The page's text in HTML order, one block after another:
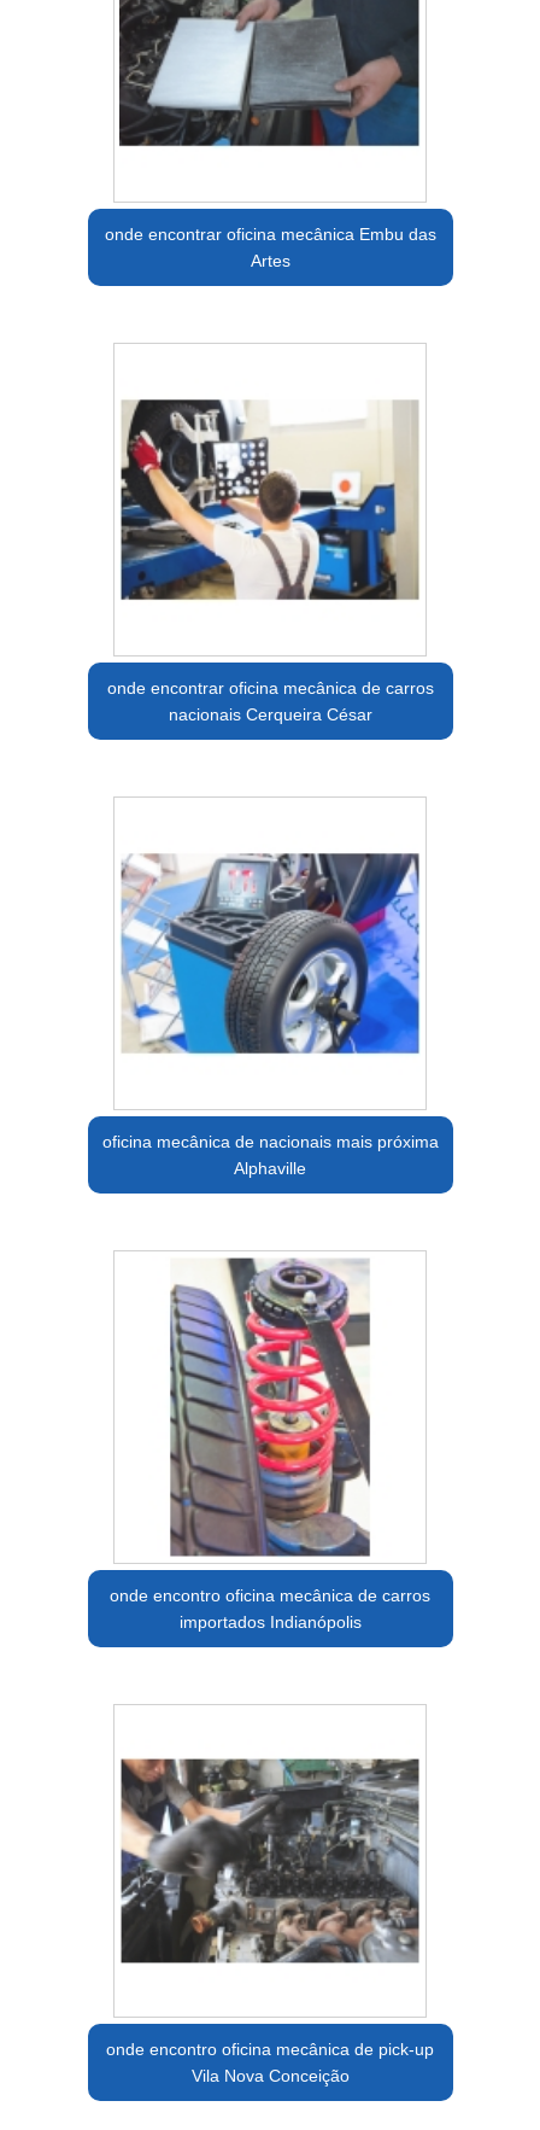
onde encontrar oficina mecânica Embu das
Artes
onde encontrar oficina mecânica de carros
nacionais Cerqueira César
oficina mecânica de nacionais mais próxima
Alphaville
onde encontro oficina mecânica de carros
importados Indianópolis
onde encontro oficina mecânica de pick-up
Vila Nova Conceição